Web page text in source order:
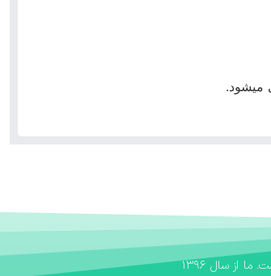
میشود.
اگر به دنبال یک بانک کتاب مطمئن برای تهیه منابع آموزشی خود هستید، بانک کتاب آوا سریع‌ترین مسیر برای خرید کتاب کمک درسی و خرید کتاب درسی با تخفیف ویژه است. ما از سال ۱۳۹۶